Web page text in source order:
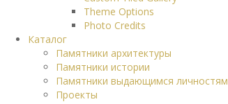
Theme Options
Photo Credits
Каталог
Памятники архитектуры
Памятники истории
Памятники выдающимся личностям
Проекты